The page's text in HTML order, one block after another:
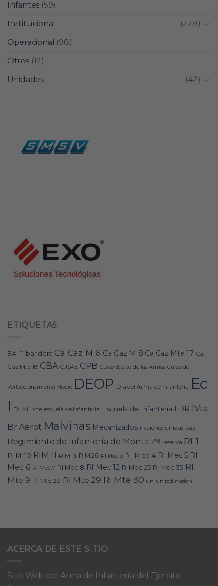
Infantes (59)
Institucional
(228)
Operacional
(98)
Otros (12)
Unidades
(42)
ETIQUETAS
BAI-11 bandera Ca Caz M 6 Ca Caz M 8 Ca Caz Mte 17 Ca
Caz Mte 18 CBA CJSAE CPB Curso Básico de las Armas Curso de
Perfeccionamiento Medio DEOP Día del Arma de Infantería Ec
I Ec Mil Mte escuela de infanteria Escuela de Infantería FDR IVta
Br Aerot Malvinas Mecanizados naciones unidas paz
Regimiento de Infantería de Monte 29 reserva RI 1
RIM 10 RIM 11 RIM 16 RIM 26 RI Mec 3 RI Mec 4 RI Mec 5 RI
Mec 6 RI Mec 7 RI Mec 8 RI Mec 12 RI Mec 25 RI Mec 35 RI
Mte 9 RI Mte 28 RI Mte 29 RI Mte 30 un united nation
ACERCA DE ESTE SITIO
Sitio Web del Arma de Infantería del Ejército